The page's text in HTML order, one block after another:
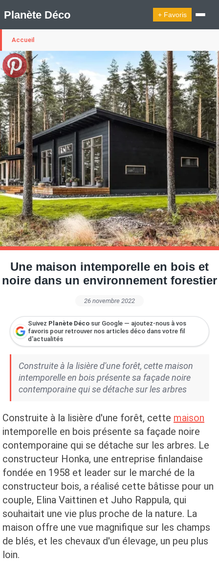
Planète Déco + Favoris
🛍︎ Shop Planète Déco ℹ︎ À propos
Appartement Design Cabanes
Decoration Noël
Design Suédois En Quelques Photos
Idées Déco En 10 Photos
La Semaine Décoration Et Design
Maison En Ville
Méli-Mélo Suédois
Publi Reportage
Tendance
Interieurs Scandinaves
La Décoration Selon Votre Signe Astrologique
Les Trouvailles Déco Du Jour
Maison Appartement Écologique
Maison Container/container House
Maison D'hôtes
Maison Et Appartement Vintage
On Décode La Déco
Petite Surface
Piscine Question De Style
Renovation
Revue De Week End
Tiny House
Accueil
Une maison intemporelle en bois et
noire dans un environnement forestier
26 novembre 2022
Suivez Planète Déco sur Google — ajoutez-nous à vos
favoris pour retrouver nos articles déco dans votre fil
d'actualités
Construite à la lisière d'une forêt, cette maison
intemporelle en bois présente sa façade noire
contemporaine qui se détache sur les arbres
Construite à la lisière d'une forêt, cette maison
intemporelle en bois présente sa façade noire
contemporaine qui se détache sur les arbres. Le
constructeur Honka, une entreprise finlandaise
fondée en 1958 et leader sur le marché de la
constructeur bois, a réalisé cette bâtisse pour un
couple, Elina Vaittinen et Juho Rappula, qui
souhaitait une vie plus proche de la nature. La
maison offre une vue magnifique sur les champs
de blés, et les chevaux d'un élevage, un peu plus
loin.